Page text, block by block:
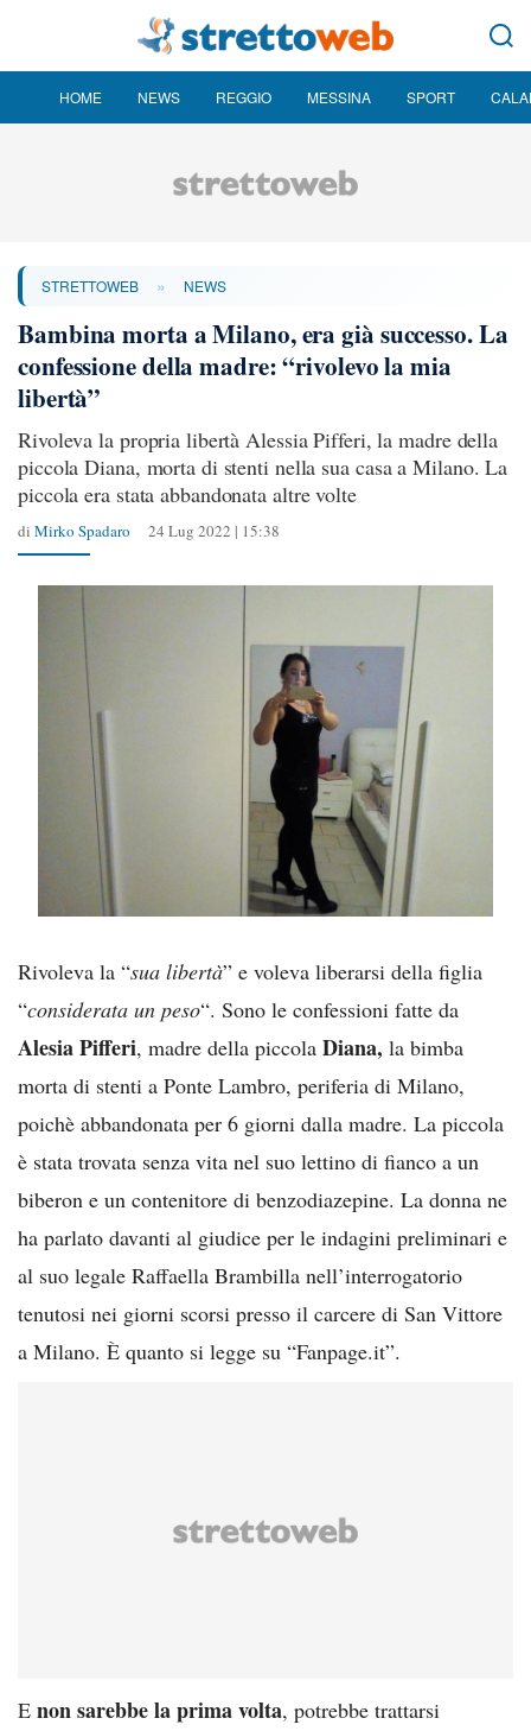
HOME NEWS REGGIO MESSINA SPORT
STRETTOWEB » NEWS
Bambina morta a Milano, era già successo. La
confessione della madre: “rivolevo la mia
libertà”
Rivoleva la propria libertà Alessia Pifferi, la madre della
piccola Diana, morta di stenti nella sua casa a Milano. La
piccola era stata abbandonata altre volte
di Mirko Spadaro 24 Lug 2022 | 15:38
Rivoleva la “sua libertà” e voleva liberarsi della figlia
“considerata un peso“. Sono le confessioni fatte da
Alesia Pifferi, madre della piccola Diana, la bimba
morta di stenti a Ponte Lambro, periferia di Milano,
poichè abbandonata per 6 giorni dalla madre. La piccola
è stata trovata senza vita nel suo lettino di fianco a un
biberon e un contenitore di benzodiazepine. La donna ne
ha parlato davanti al giudice per le indagini preliminari e
al suo legale Raffaella Brambilla nell’interrogatorio
tenutosi nei giorni scorsi presso il carcere di San Vittore
a Milano. È quanto si legge su “Fanpage.it”.
E non sarebbe la prima volta, potrebbe trattarsi